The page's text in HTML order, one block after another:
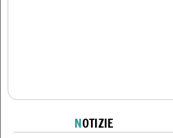
NOTIZIE